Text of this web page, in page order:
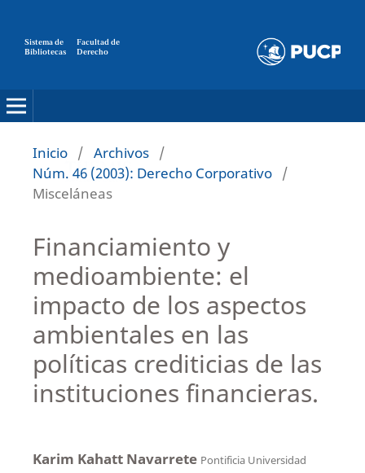
Sistema de
Bibliotecas
Facultad de
Derecho
Inicio / Archivos /
Núm. 46 (2003): Derecho Corporativo /
Misceláneas
Financiamiento y
medioambiente: el
impacto de los aspectos
ambientales en las
políticas crediticias de las
instituciones financieras.
Karim Kahatt Navarrete Pontificia Universidad